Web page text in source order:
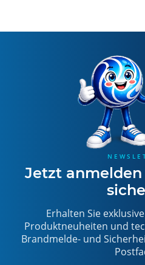
Jetzt anmelden
Erhalten Sie
Produktneuheiten und
Brandmelde- und